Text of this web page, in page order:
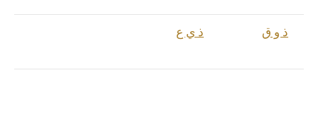
ذ ي ع ذ و ق